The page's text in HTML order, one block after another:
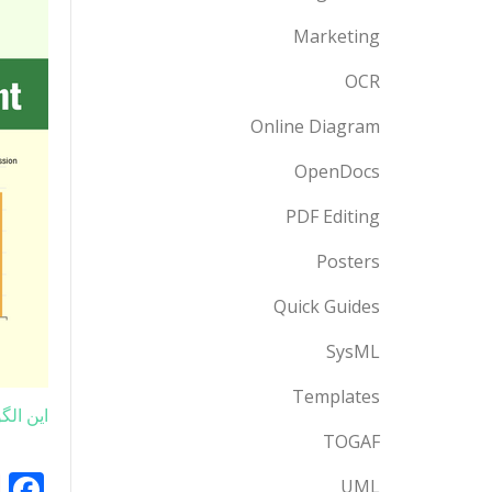
این
Marketing
OCR
Online Diagram
OpenDocs
PDF Editing
Posters
Quick Guides
SysML
Templates
TOGAF
UML